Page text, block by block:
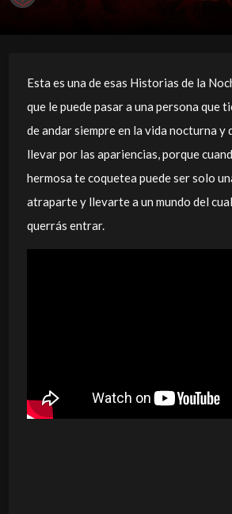
Esta es una de esas Historias de la
que le puede pasar a una persona que
de andar siempre en la vida nocturna y
llevar por las apariencias, porque
hermosa te coquetea puede ser solo
atraparte y llevarte a un mundo del
querrás entrar.